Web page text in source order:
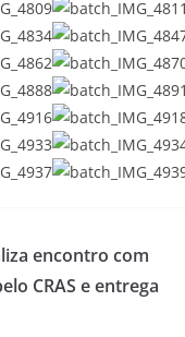
encontro com
CRAS e entrega